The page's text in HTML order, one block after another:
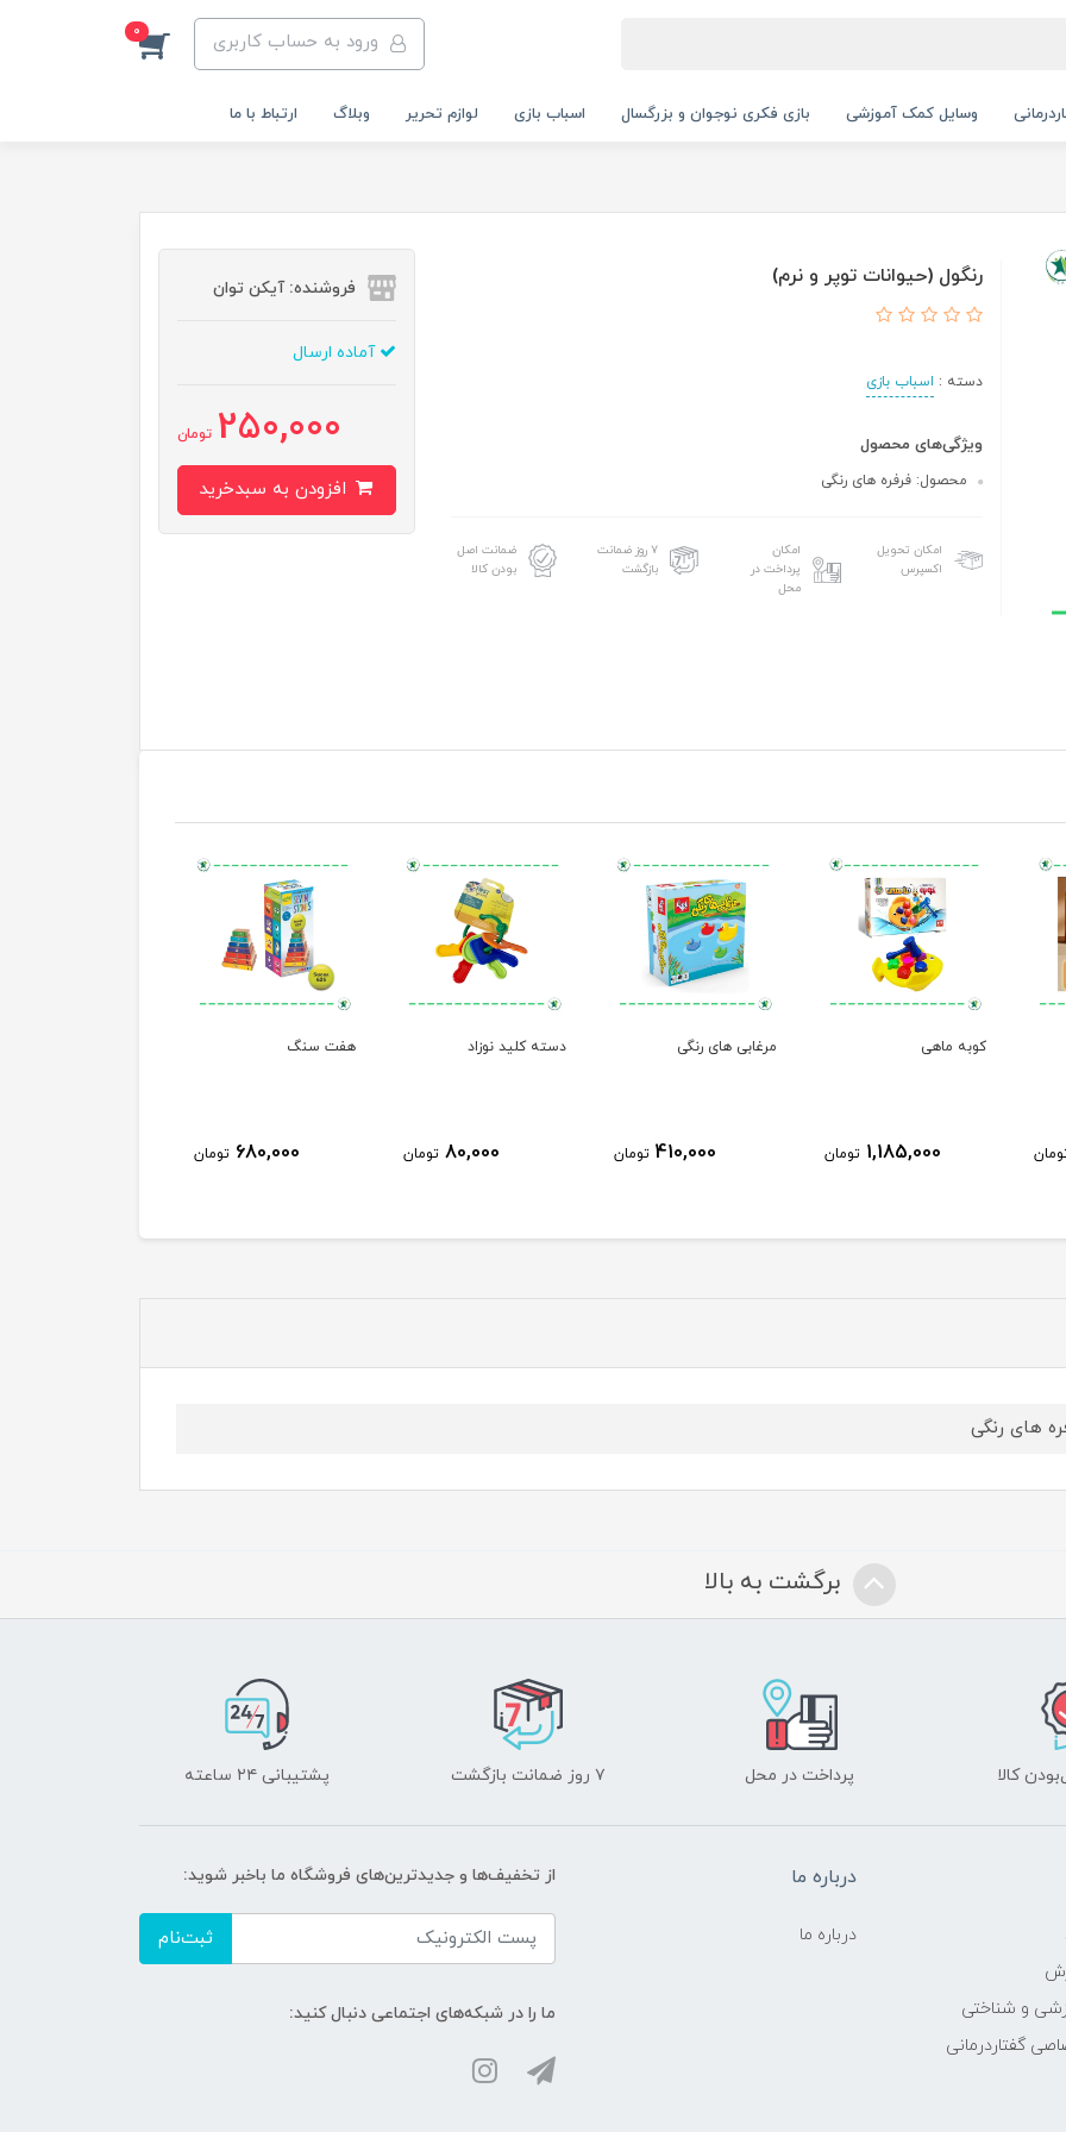
ورود به حساب کاربری 0
وسایل کمک آموزشی بازی فکری نوجوان و بزرگسال اسباب بازی لوازم تحریر وبلاگ ارتباط با ما
رنگول (حیوانات توپر و نرم)
دسته : اسباب بازی
ویژگی‌های محصول
محصول: فرفره های رنگی
امکان تحویل
اکسپرس
امکان
پرداخت در
محل
۷ روز ضمانت
بازگشت
ضمانت اصل
بودن کالا
فروشنده: آیکن توان
آماده ارسال
250,000 تومان
کوبه ماهی
1,185,000 تومان
مرغابی های رنگی
410,000 تومان
دسته کلید نوزاد
80,000 تومان
هفت سنگ
680,000 تومان
های رنگی
برگشت به بالا
کالا پرداخت در محل ۷ روز ضمانت بازگشت پشتیبانی ۲۴ ساعته
و شناختی
گفتاردرمانی
درباره ما
درباره ما
از تخفیف‌ها و جدیدترین‌های فروشگاه ما باخبر شوید:
ثبت‌نام
ما را در شبکه‌های اجتماعی دنبال کنید: